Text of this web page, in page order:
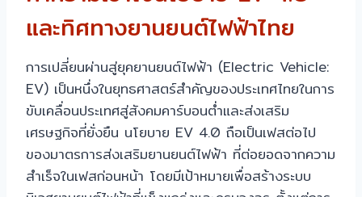
และทิศทางยานยนต์ไฟฟ้าไทย
การเปลี่ยนผ่านสู่ยุคยานยนต์ไฟฟ้า (Electric Vehicle:
EV) เป็นหนึ่งในยุทธศาสตร์สำคัญของประเทศไทยในการ
ขับเคลื่อนประเทศสู่สังคมคาร์บอนต่ำและส่งเสริม
เศรษฐกิจที่ยั่งยืน นโยบาย EV 4.0 ถือเป็นเฟสต่อไป
ของมาตรการส่งเสริมยานยนต์ไฟฟ้า ที่ต่อยอดจากความ
สำเร็จในเฟสก่อนหน้า โดยมีเป้าหมายเพื่อสร้างระบบ